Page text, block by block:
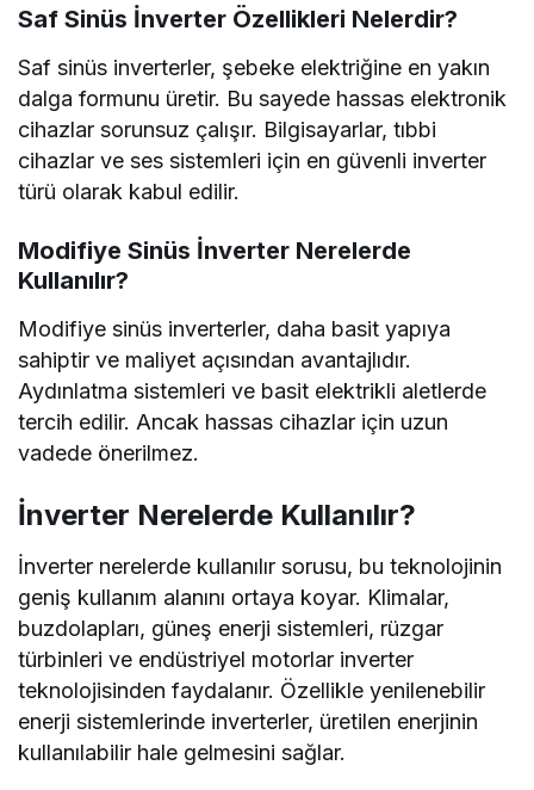
Saf Sinüs İnverter Özellikleri Nelerdir?
Saf sinüs inverterler, şebeke elektriğine en yakın
dalga formunu üretir. Bu sayede hassas elektronik
cihazlar sorunsuz çalışır. Bilgisayarlar, tıbbi
cihazlar ve ses sistemleri için en güvenli inverter
türü olarak kabul edilir.
Modifiye Sinüs İnverter Nerelerde
Kullanılır?
Modifiye sinüs inverterler, daha basit yapıya
sahiptir ve maliyet açısından avantajlıdır.
Aydınlatma sistemleri ve basit elektrikli aletlerde
tercih edilir. Ancak hassas cihazlar için uzun
vadede önerilmez.
İnverter Nerelerde Kullanılır?
İnverter nerelerde kullanılır sorusu, bu teknolojinin
geniş kullanım alanını ortaya koyar. Klimalar,
buzdolapları, güneş enerji sistemleri, rüzgar
türbinleri ve endüstriyel motorlar inverter
teknolojisinden faydalanır. Özellikle yenilenebilir
enerji sistemlerinde inverterler, üretilen enerjinin
kullanılabilir hale gelmesini sağlar.